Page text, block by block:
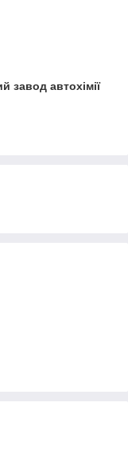
завод автохімії